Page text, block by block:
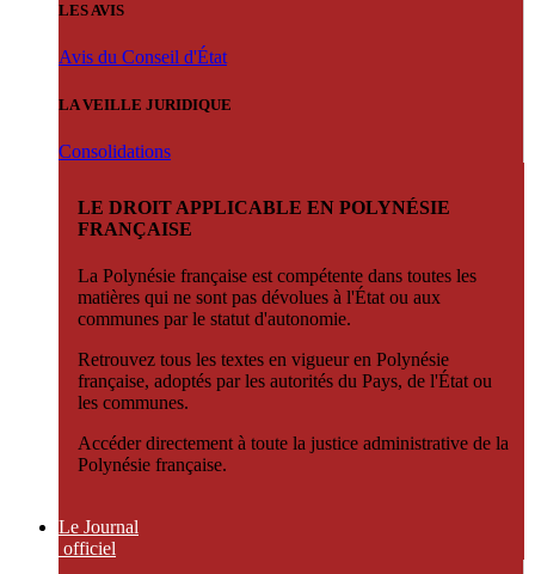
LES AVIS
Avis du Conseil d'État
LA VEILLE JURIDIQUE
Consolidations
LE DROIT APPLICABLE EN POLYNÉSIE
FRANÇAISE
La Polynésie française est compétente dans toutes les
matières qui ne sont pas dévolues à l'État ou aux
communes par le statut d'autonomie.
Retrouvez tous les textes en vigueur en Polynésie
française, adoptés par les autorités du Pays, de l'État ou
les communes.
Accéder directement à toute la justice administrative de la
Polynésie française.
Le Journal
officiel